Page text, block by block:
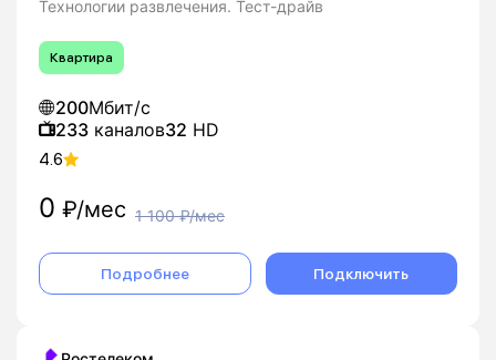
Технологии развлечения. Тест-драйв
Квартира
200Мбит/с
233 каналов32 HD
4.6
0 ₽/мес 1 100₽/мес
Подробнее Подключить